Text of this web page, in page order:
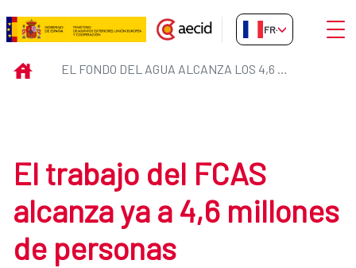
Saut au contenu principal
El Fondo del Agua alcanza los
FR-FR
INICIO EL FONDO DEL AGUA ALCANZA LOS 4,6 MILLONES DE BENEFICIARIOS DIRECTOS
El trabajo del FCAS
alcanza ya a 4,6 millones
de personas